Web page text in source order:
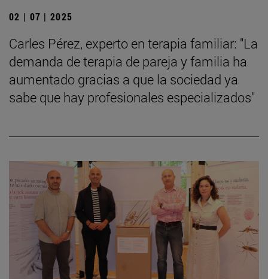
02 | 07 | 2025
Carles Pérez, experto en terapia familiar: "La
demanda de terapia de pareja y familia ha
aumentado gracias a que la sociedad ya
sabe que hay profesionales especializados"